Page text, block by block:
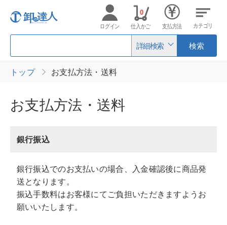
詳細検索 検索
ログイン 仕入かご
0
支払方法 カテゴリ
トップ お支払方法・送料
お支払方法・送料
銀行振込
銀行振込でのお支払いの場合、入金確認後に商品発
送となります。
振込手数料はお客様にてご負担いただきますようお
願いいたします。